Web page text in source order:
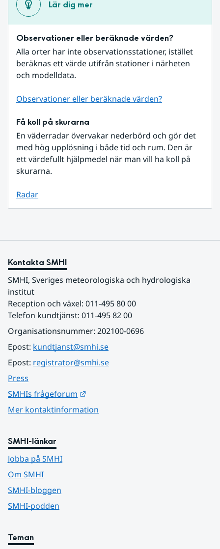
Lär dig mer
Observationer eller beräknade värden?
Alla orter har inte observationsstationer, istället
beräknas ett värde utifrån stationer i närheten
och modelldata.
Observationer eller beräknade värden?
Få koll på skurarna
En väderradar övervakar nederbörd och gör det
med hög upplösning i både tid och rum. Den är
ett värdefullt hjälpmedel när man vill ha koll på
skurarna.
Radar
Kontakta SMHI
SMHI, Sveriges meteorologiska och hydrologiska
institut
Reception och växel: 011-495 80 00
Telefon kundtjänst: 011-495 82 00
Organisationsnummer: 202100-0696
Epost: kundtjanst@smhi.se
Epost: registrator@smhi.se
Press
SMHIs frågeforum
Mer kontaktinformation
SMHI-länkar
Jobba på SMHI
Om SMHI
SMHI-bloggen
SMHI-podden
Teman